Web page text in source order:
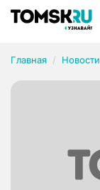
Главная Новости